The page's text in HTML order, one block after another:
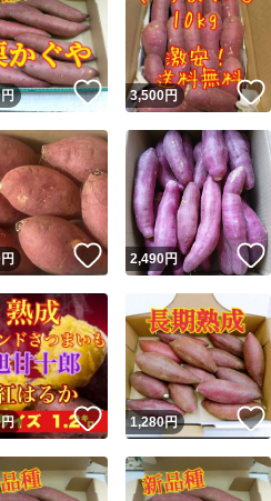
安心取引出品者
取引実績
取引実績◯+
他フリマ実績◯+
スピード&安心発送
※このバッジは実績に基づ
スピード＆安心発送
スピード発送
商品画像の無断
コピーは1商品
円 いいね！
3,500円
円 いいね！
2,490円
円 いいね！
1,280円